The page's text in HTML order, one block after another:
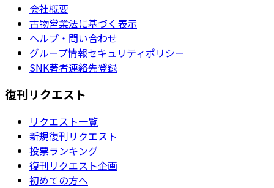
会社概要
古物営業法に基づく表示
ヘルプ・問い合わせ
グループ情報セキュリティポリシー
SNK著者連絡先登録
復刊リクエスト
リクエスト一覧
新規復刊リクエスト
投票ランキング
復刊リクエスト企画
初めての方へ